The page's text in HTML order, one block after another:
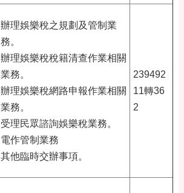
辦理娛樂稅之規劃及管制業
務。
辦理娛樂稅稅籍清查作業相關
業務。
辦理娛樂稅網路申報作業相關
業務。
受理民眾諮詢娛樂稅業務。
電作管制業務
其他臨時交辦事項。
239492
11轉36
2